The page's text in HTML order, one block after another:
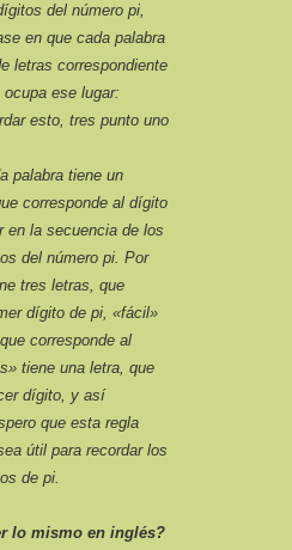
del número pi,
en que cada palabra
letras correspondiente
ese lugar:
esto, tres punto uno
palabra tiene un
corresponde al dígito
en la secuencia de los
del número pi. Por
tres letras, que
dígito de pi, «fácil»
corresponde al
tiene una letra, que
dígito, y así
que esta regla
útil para recordar los
de pi.
lo mismo en inglés?